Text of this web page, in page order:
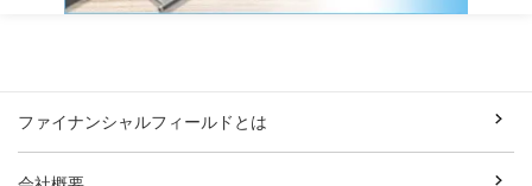
ファイナンシャルフィールドとは
会社概要